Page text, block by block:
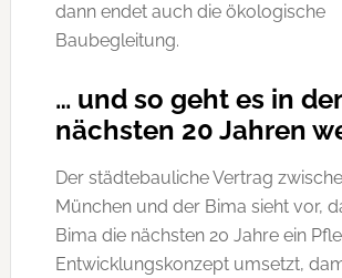
dann endet auch die ökologische
Baubegleitung.
… und so geht es in
nächsten 20 Jahren
Der städtebauliche Vertrag
München und der Bima sieht vor,
Bima die nächsten 20 Jahre ein
Entwicklungskonzept umsetzt,